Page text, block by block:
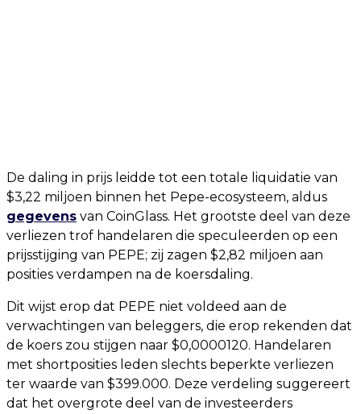
De daling in prijs leidde tot een totale liquidatie van
$3,22 miljoen binnen het Pepe-ecosysteem, aldus
gegevens van CoinGlass. Het grootste deel van deze
verliezen trof handelaren die speculeerden op een
prijsstijging van PEPE; zij zagen $2,82 miljoen aan
posities verdampen na de koersdaling.
Dit wijst erop dat PEPE niet voldeed aan de
verwachtingen van beleggers, die erop rekenden dat
de koers zou stijgen naar $0,0000120. Handelaren
met shortposities leden slechts beperkte verliezen
ter waarde van $399.000. Deze verdeling suggereert
dat het overgrote deel van de investeerders